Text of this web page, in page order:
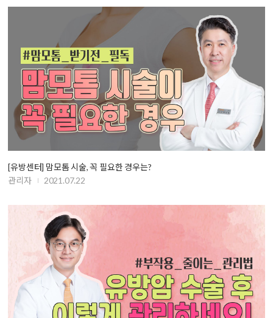
[유방센터] 맘모톰 시술, 꼭 필요한 경우는?
관리자
2021.07.22